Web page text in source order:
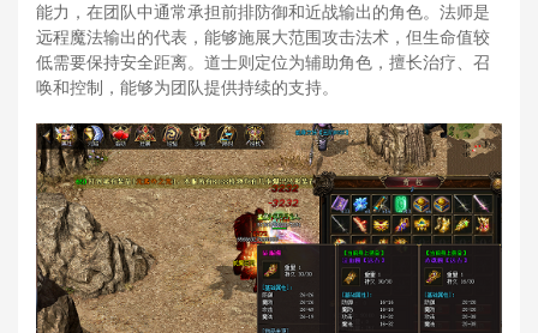
能力，在团队中通常承担前排防御和近战输出的角色。法师是
远程魔法输出的代表，能够施展大范围攻击法术，但生命值较
低需要保持安全距离。道士则定位为辅助角色，擅长治疗、召
唤和控制，能够为团队提供持续的支持。